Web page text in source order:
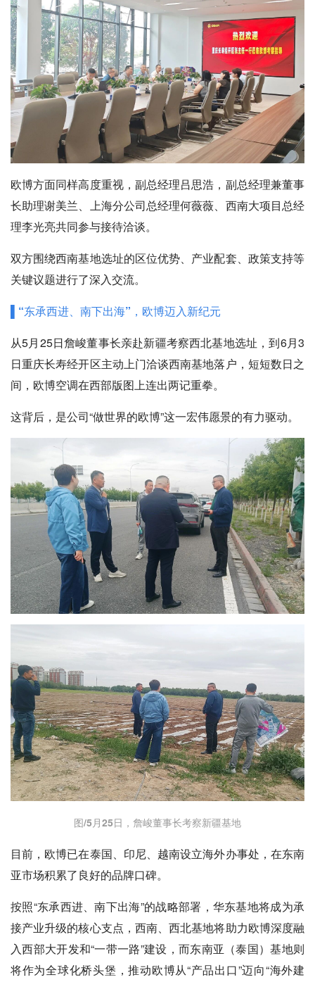
欧博方面同样高度重视，副总经理吕思浩，副总经理兼董事
长助理谢美兰、上海分公司总经理何薇薇、西南大项目总经
理李光亮共同参与接待洽谈。
双方围绕西南基地选址的区位优势、产业配套、政策支持等
关键议题进行了深入交流。
▌“东承西进、南下出海”，欧博迈入新纪元
从5月25日詹峻董事长亲赴新疆考察西北基地选址，到6月3
日重庆长寿经开区主动上门洽谈西南基地落户，短短数日之
间，欧博空调在西部版图上连出两记重拳。
这背后，是公司“做世界的欧博”这一宏伟愿景的有力驱动。
图/5月25日，詹峻董事长考察新疆基地
目前，欧博已在泰国、印尼、越南设立海外办事处，在东南
亚市场积累了良好的品牌口碑。
按照“东承西进、南下出海”的战略部署，华东基地将成为承
接产业升级的核心支点，西南、西北基地将助力欧博深度融
入西部大开发和“一带一路”建设，而东南亚（泰国）基地则
将作为全球化桥头堡，推动欧博从“产品出口”迈向“海外建